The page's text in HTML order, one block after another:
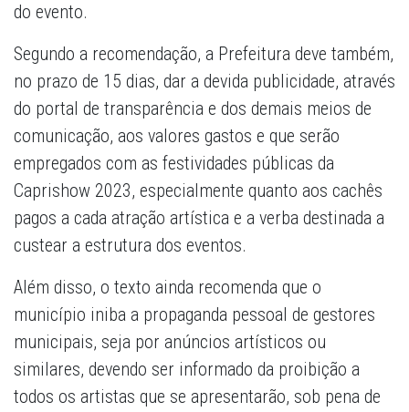
do evento.
Segundo a recomendação, a Prefeitura deve também,
no prazo de 15 dias, dar a devida publicidade, através
do portal de transparência e dos demais meios de
comunicação, aos valores gastos e que serão
empregados com as festividades públicas da
Caprishow 2023, especialmente quanto aos cachês
pagos a cada atração artística e a verba destinada a
custear a estrutura dos eventos.
Além disso, o texto ainda recomenda que o
município iniba a propaganda pessoal de gestores
municipais, seja por anúncios artísticos ou
similares, devendo ser informado da proibição a
todos os artistas que se apresentarão, sob pena de